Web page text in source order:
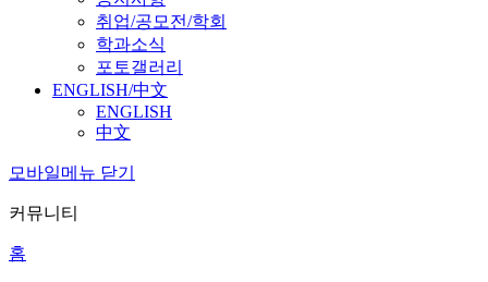
취업/공모전/학회
학과소식
포토갤러리
ENGLISH/中文
ENGLISH
中文
모바일메뉴 닫기
커뮤니티
홈